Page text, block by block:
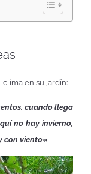
en su jardín:
cuando llega
no hay invierno,
con viento«